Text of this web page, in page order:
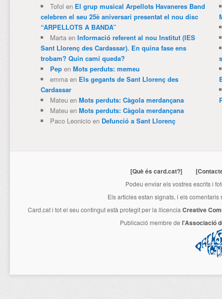
Tofol en El grup musical Arpellots Havaneres Band
celebren el seu 25è aniversari presentat el nou disc
“ARPELLOTS A BANDA”
Martaen Informació referent al nou Institut (IES
Sant Llorenç des Cardassar). En quina fase ens
trobam? Quin camí queda?
Pepen Mots perduts: memeu
emmaen Els gegants de Sant Llorenç des
Cardassar
Mateuen Mots perduts: Càgola merdançana
Mateuen Mots perduts: Càgola merdançana
Paco Leonicioen Defunció a Sant Llorenç
[Què és card.cat?]
Podeu enviar els vostres escrits i
Els articles estan signats, i els
Card.cati tot el seu contingut està protegit per la llicencia Creative
Publicació membre de l'Associació